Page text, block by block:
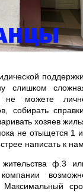
поддержки,
слишком
не можете
собирать справки,
хозяев
не отыщется 1
написать к
ф.3